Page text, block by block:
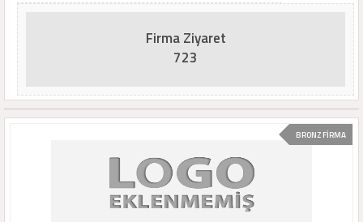
Firma Ziyaret
723
BRONZ FİRMA